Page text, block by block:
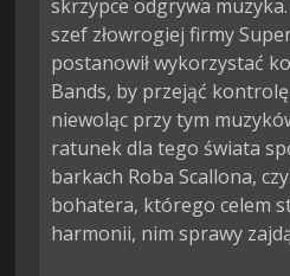
skrzypce odgrywa
szef złowrogiej firmy
postanowił wykorzystać
Bands, by przejąć kontrolę
niewoląc przy tym
ratunek dla tego świata
barkach Roba Scallona,
bohatera, którego celem
harmonii, nim sprawy